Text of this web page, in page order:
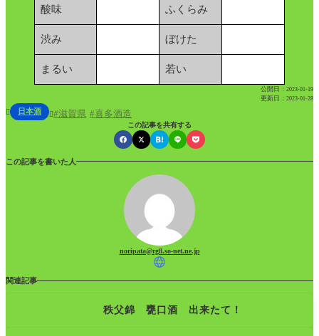
酸味 ふくらみ
渋み ぼけた
まるい 若い
 日本酒  滋賀県 喜多酒造
公開日： 2023-01-19
更新日： 2023-01-28
この記事を共有する
この記事を書いた人
noripata@rg8.so-net.ne.jp
関連記事
秩父錦 甕口酒 出来たて！